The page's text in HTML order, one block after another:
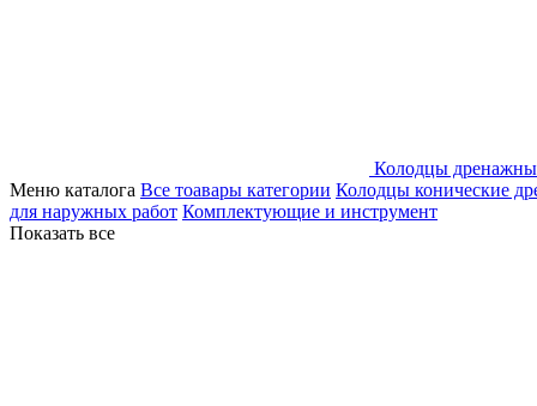
Колодцы
Меню каталога Все тоавары категории Колодцы конические
для наружных работ Комплектующие и инструмент
Показать все